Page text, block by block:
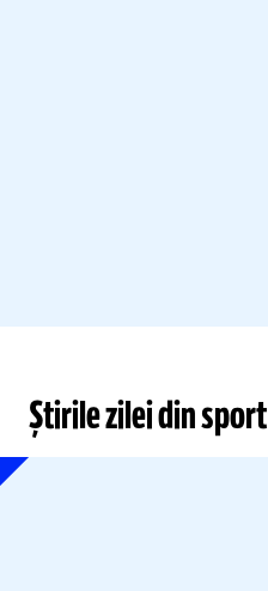
Știrile zilei din sport